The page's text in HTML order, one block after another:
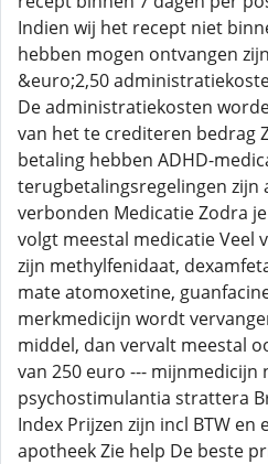
Indien wij het recept niet
hebben mogen ontvangen
&euro;2,50
De administratiekosten
van het te crediteren bedrag
betaling hebben ADHD-
terugbetalingsregelingen zijn
verbonden Medicatie Zodra
volgt meestal medicatie Veel
zijn methylfenidaat,
mate atomoxetine,
merkmedicijn wordt
middel, dan vervalt meestal
van 250 euro --- mijnmedicijn
psychostimulantia strattera
Index Prijzen zijn incl BTW en
apotheek Zie help De beste